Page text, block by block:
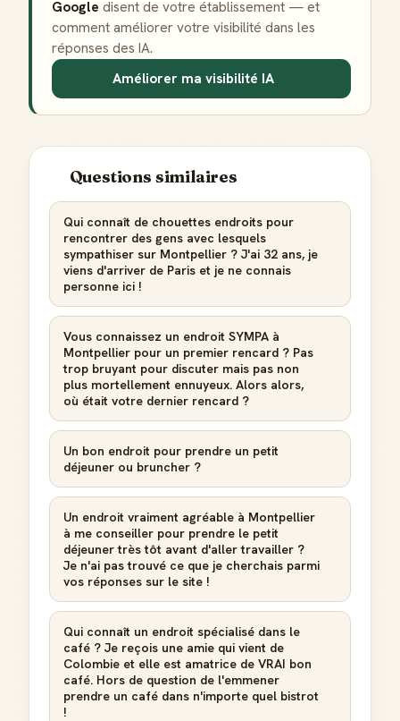
Google disent de votre établissement — et
comment améliorer votre visibilité dans les
réponses des IA.
Améliorer ma visibilité IA
Questions similaires
Qui connaît de chouettes endroits pour
rencontrer des gens avec lesquels
sympathiser sur Montpellier ? J'ai 32 ans, je
viens d'arriver de Paris et je ne connais
personne ici !
Vous connaissez un endroit SYMPA à
Montpellier pour un premier rencard ? Pas
trop bruyant pour discuter mais pas non
plus mortellement ennuyeux. Alors alors,
où était votre dernier rencard ?
Un bon endroit pour prendre un petit
déjeuner ou bruncher ?
Un endroit vraiment agréable à Montpellier
à me conseiller pour prendre le petit
déjeuner très tôt avant d'aller travailler ?
Je n'ai pas trouvé ce que je cherchais parmi
vos réponses sur le site !
Qui connaît un endroit spécialisé dans le
café ? Je reçois une amie qui vient de
Colombie et elle est amatrice de VRAI bon
café. Hors de question de l'emmener
prendre un café dans n'importe quel bistrot
!